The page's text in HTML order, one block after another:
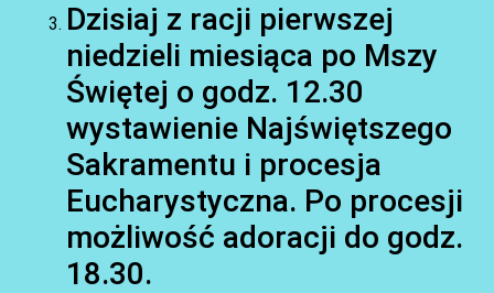
Dzisiaj z racji pierwszej
niedzieli miesiąca po Mszy
Świętej o godz. 12.30
wystawienie Najświętszego
Sakramentu i procesja
Eucharystyczna. Po procesji
możliwość adoracji do godz.
18.30.
AKTUALNOŚCI